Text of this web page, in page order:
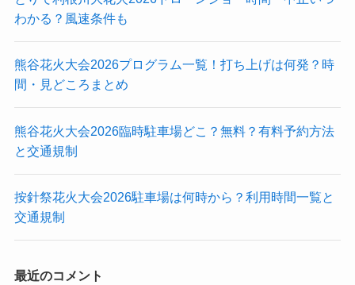
わかる？風速条件も
熊谷花火大会2026プログラム一覧！打ち上げは何発？時
間・見どころまとめ
熊谷花火大会2026臨時駐車場どこ？無料？有料予約方法
と交通規制
按針祭花火大会2026駐車場は何時から？利用時間一覧と
交通規制
最近のコメント